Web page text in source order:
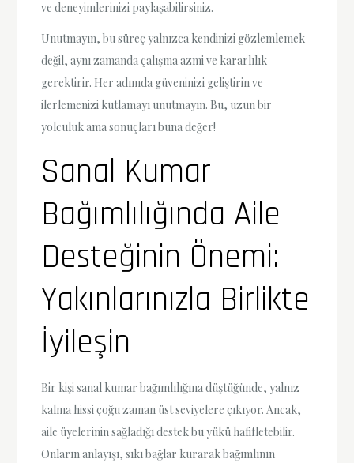
ve deneyimlerinizi paylaşabilirsiniz.
Unutmayın, bu süreç yalnızca kendinizi gözlemlemek
değil, aynı zamanda çalışma azmi ve kararlılık
gerektirir. Her adımda güveninizi geliştirin ve
ilerlemenizi kutlamayı unutmayın. Bu, uzun bir
yolculuk ama sonuçları buna değer!
Sanal Kumar
Bağımlılığında Aile
Desteğinin Önemi:
Yakınlarınızla Birlikte
İyileşin
Bir kişi sanal kumar bağımlılığına düştüğünde, yalnız
kalma hissi çoğu zaman üst seviyelere çıkıyor. Ancak,
aile üyelerinin sağladığı destek bu yükü hafifletebilir.
Onların anlayışı, sıkı bağlar kurarak bağımlının